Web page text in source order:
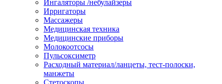
Ингаляторы /небулайзеры
Ирригаторы
Массажеры
Медицинская техника
Медицинские приборы
Молокоотсосы
Пульсоксиметр
Расходный материал/ланцеты, тест-полоски,
манжеты
Стетоскопы